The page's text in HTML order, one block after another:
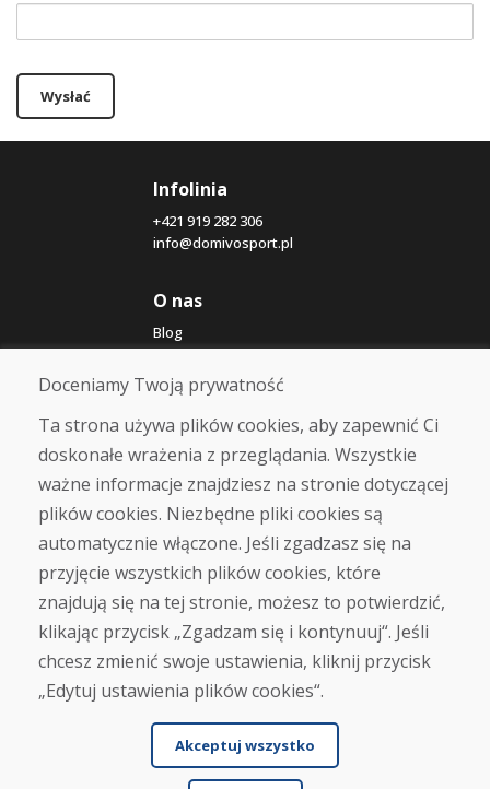
Wysłać
Infolinia
+421 919 282 306
info@domivosport.pl
O nas
Blog
O nas
Sklep
Kontakt
Zakup
Sklep internetowy
Warunki handlowe
Transport
Zapłata
Skarga
Zwrot i wymiana towaru
Ochrona danych osobowych
Cookies
Doceniamy Twoją prywatność
Ta strona używa plików cookies, aby zapewnić Ci
doskonałe wrażenia z przeglądania. Wszystkie
ważne informacje znajdziesz na stronie dotyczącej
plików cookies. Niezbędne pliki cookies są
automatycznie włączone. Jeśli zgadzasz się na
przyjęcie wszystkich plików cookies, które
znajdują się na tej stronie, możesz to potwierdzić,
klikając przycisk „Zgadzam się i kontynuuj“. Jeśli
chcesz zmienić swoje ustawienia, kliknij przycisk
„Edytuj ustawienia plików cookies“.
Akceptuj wszystko